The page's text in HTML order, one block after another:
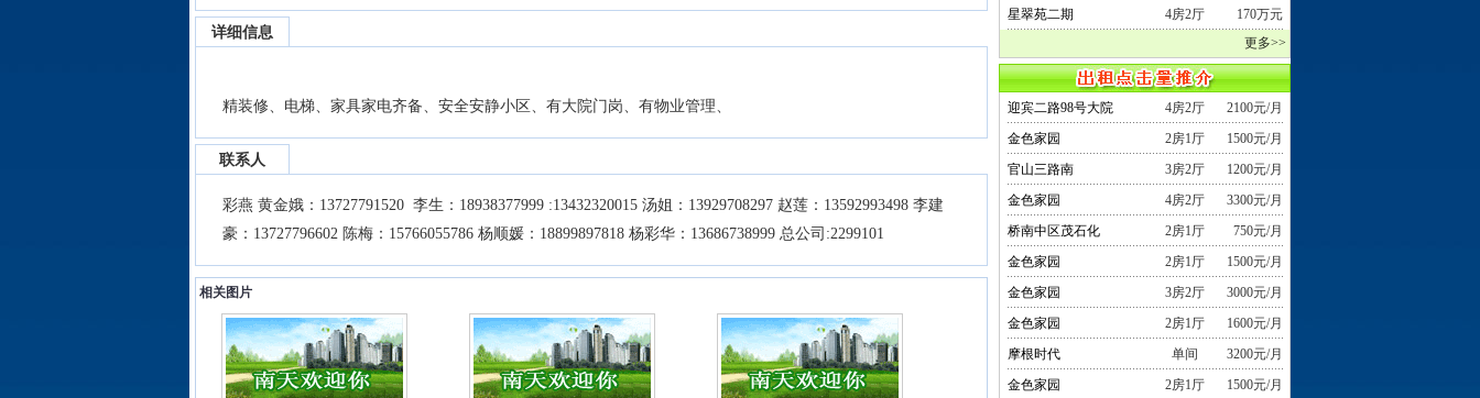
详细信息
精装修、电梯、家具家电齐备、安全安静小区、有大院门岗、有物业管理、
联系人
彩燕 黄金娥：13727791520 李生：18938377999 :13432320015 汤姐：13929708297 赵莲：13592993498 李建
豪：13727796602 陈梅：15766055786 杨顺媛：18899897818 杨彩华：13686738999 总公司:2299101
相关图片
星翠苑二期
4房2厅
170万元
更多>>
迎宾二路98号大院 4房2厅
2100元/月
金色家园
2房1厅
1500元/月
官山三路南
3房2厅
1200元/月
金色家园
4房2厅
3300元/月
桥南中区茂石化
2房1厅
750元/月
金色家园
2房1厅
1500元/月
金色家园
3房2厅
3000元/月
金色家园
2房1厅
1600元/月
摩根时代
单间
3200元/月
金色家园
2房1厅 1500元/月